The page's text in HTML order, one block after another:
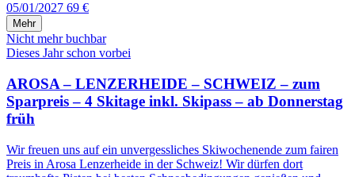
05/01/2027 69 €
Mehr
Nicht mehr buchbar
Dieses Jahr schon vorbei
AROSA – LENZERHEIDE – SCHWEIZ – zum
Sparpreis – 4 Skitage inkl. Skipass – ab Donnerstag
früh
Wir freuen uns auf ein unvergessliches Skiwochenende zum fairen
Preis in Arosa Lenzerheide in der Schweiz! Wir dürfen dort